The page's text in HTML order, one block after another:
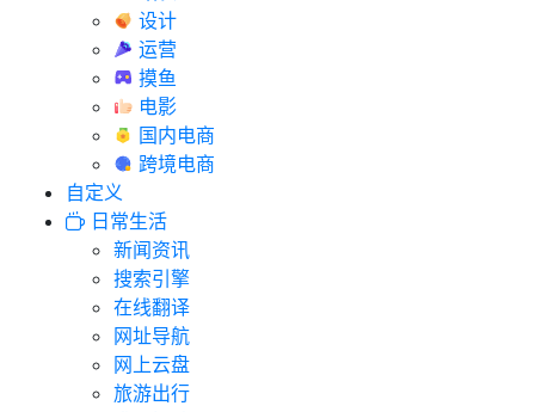
设计
运营
摸鱼
电影
国内电商
跨境电商
自定义
日常生活
新闻资讯
搜索引擎
在线翻译
网址导航
网上云盘
旅游出行